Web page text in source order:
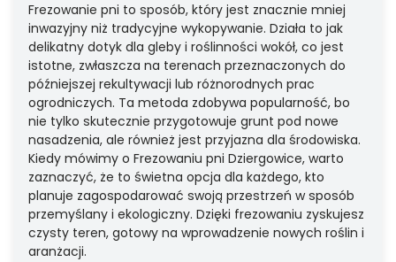
Frezowanie pni to sposób, który jest znacznie mniej
inwazyjny niż tradycyjne wykopywanie. Działa to jak
delikatny dotyk dla gleby i roślinności wokół, co jest
istotne, zwłaszcza na terenach przeznaczonych do
późniejszej rekultywacji lub różnorodnych prac
ogrodniczych. Ta metoda zdobywa popularność, bo
nie tylko skutecznie przygotowuje grunt pod nowe
nasadzenia, ale również jest przyjazna dla środowiska.
Kiedy mówimy o Frezowaniu pni Dziergowice, warto
zaznaczyć, że to świetna opcja dla każdego, kto
planuje zagospodarować swoją przestrzeń w sposób
przemyślany i ekologiczny. Dzięki frezowaniu zyskujesz
czysty teren, gotowy na wprowadzenie nowych roślin i
aranżacji.